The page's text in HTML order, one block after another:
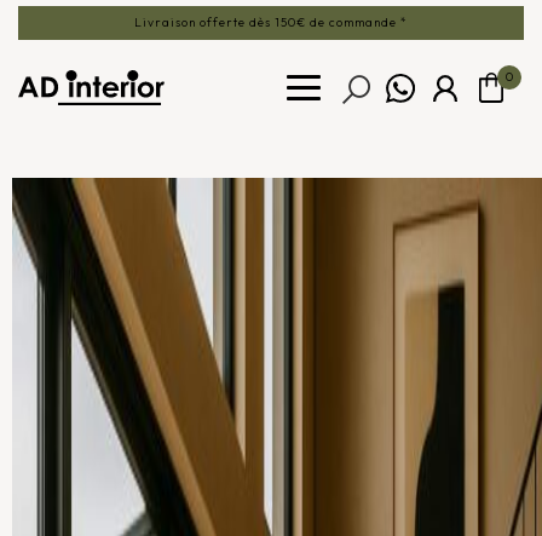
Livraison offerte dès 150€ de commande *
0